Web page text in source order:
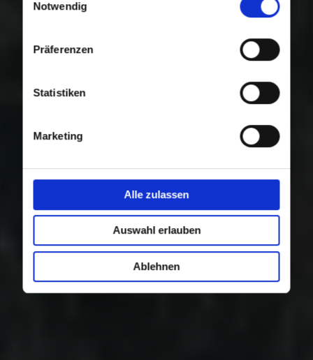
Nutzung der Dienste gesammelt haben.
Notwendig
Präferenzen
Statistiken
Marketing
Alle zulassen
Auswahl erlauben
Ablehnen